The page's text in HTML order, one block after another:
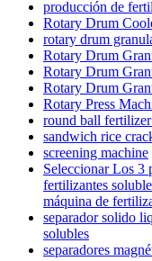
producción de
Rotary Drum
rotary drum
Rotary Drum
Rotary Drum
Rotary Drum
Rotary Press
round ball
sandwich rice
screening machine
Seleccionar Los 3
fertilizantes
máquina de
separador solido
solubles
separadores